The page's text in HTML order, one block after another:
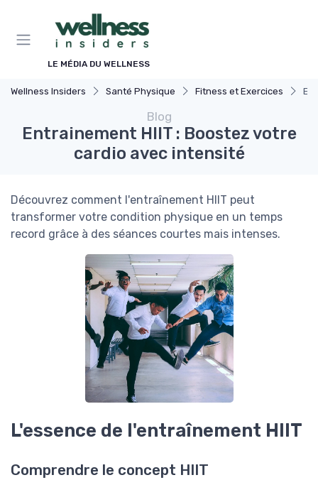
LE MÉDIA DU WELLNESS
Wellness Insiders Santé Physique Fitness et Exercices
Blog
Entrainement HIIT : Boostez votre
cardio avec intensité
Découvrez comment l'entraînement HIIT peut
transformer votre condition physique en un temps
record grâce à des séances courtes mais intenses.
L'essence de l'entraînement HIIT
Comprendre le concept HIIT